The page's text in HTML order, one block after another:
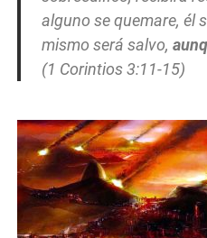
alguno se quemare, él
mismo será salvo,
(1 Corintios 3:11-15)